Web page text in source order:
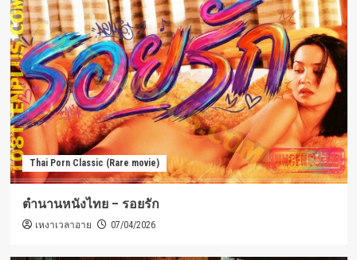
Thai Porn Classic (Rare movie)
ตำนานหนังไทย – รอยรัก
เหงาเวลาอาย 07/04/2026